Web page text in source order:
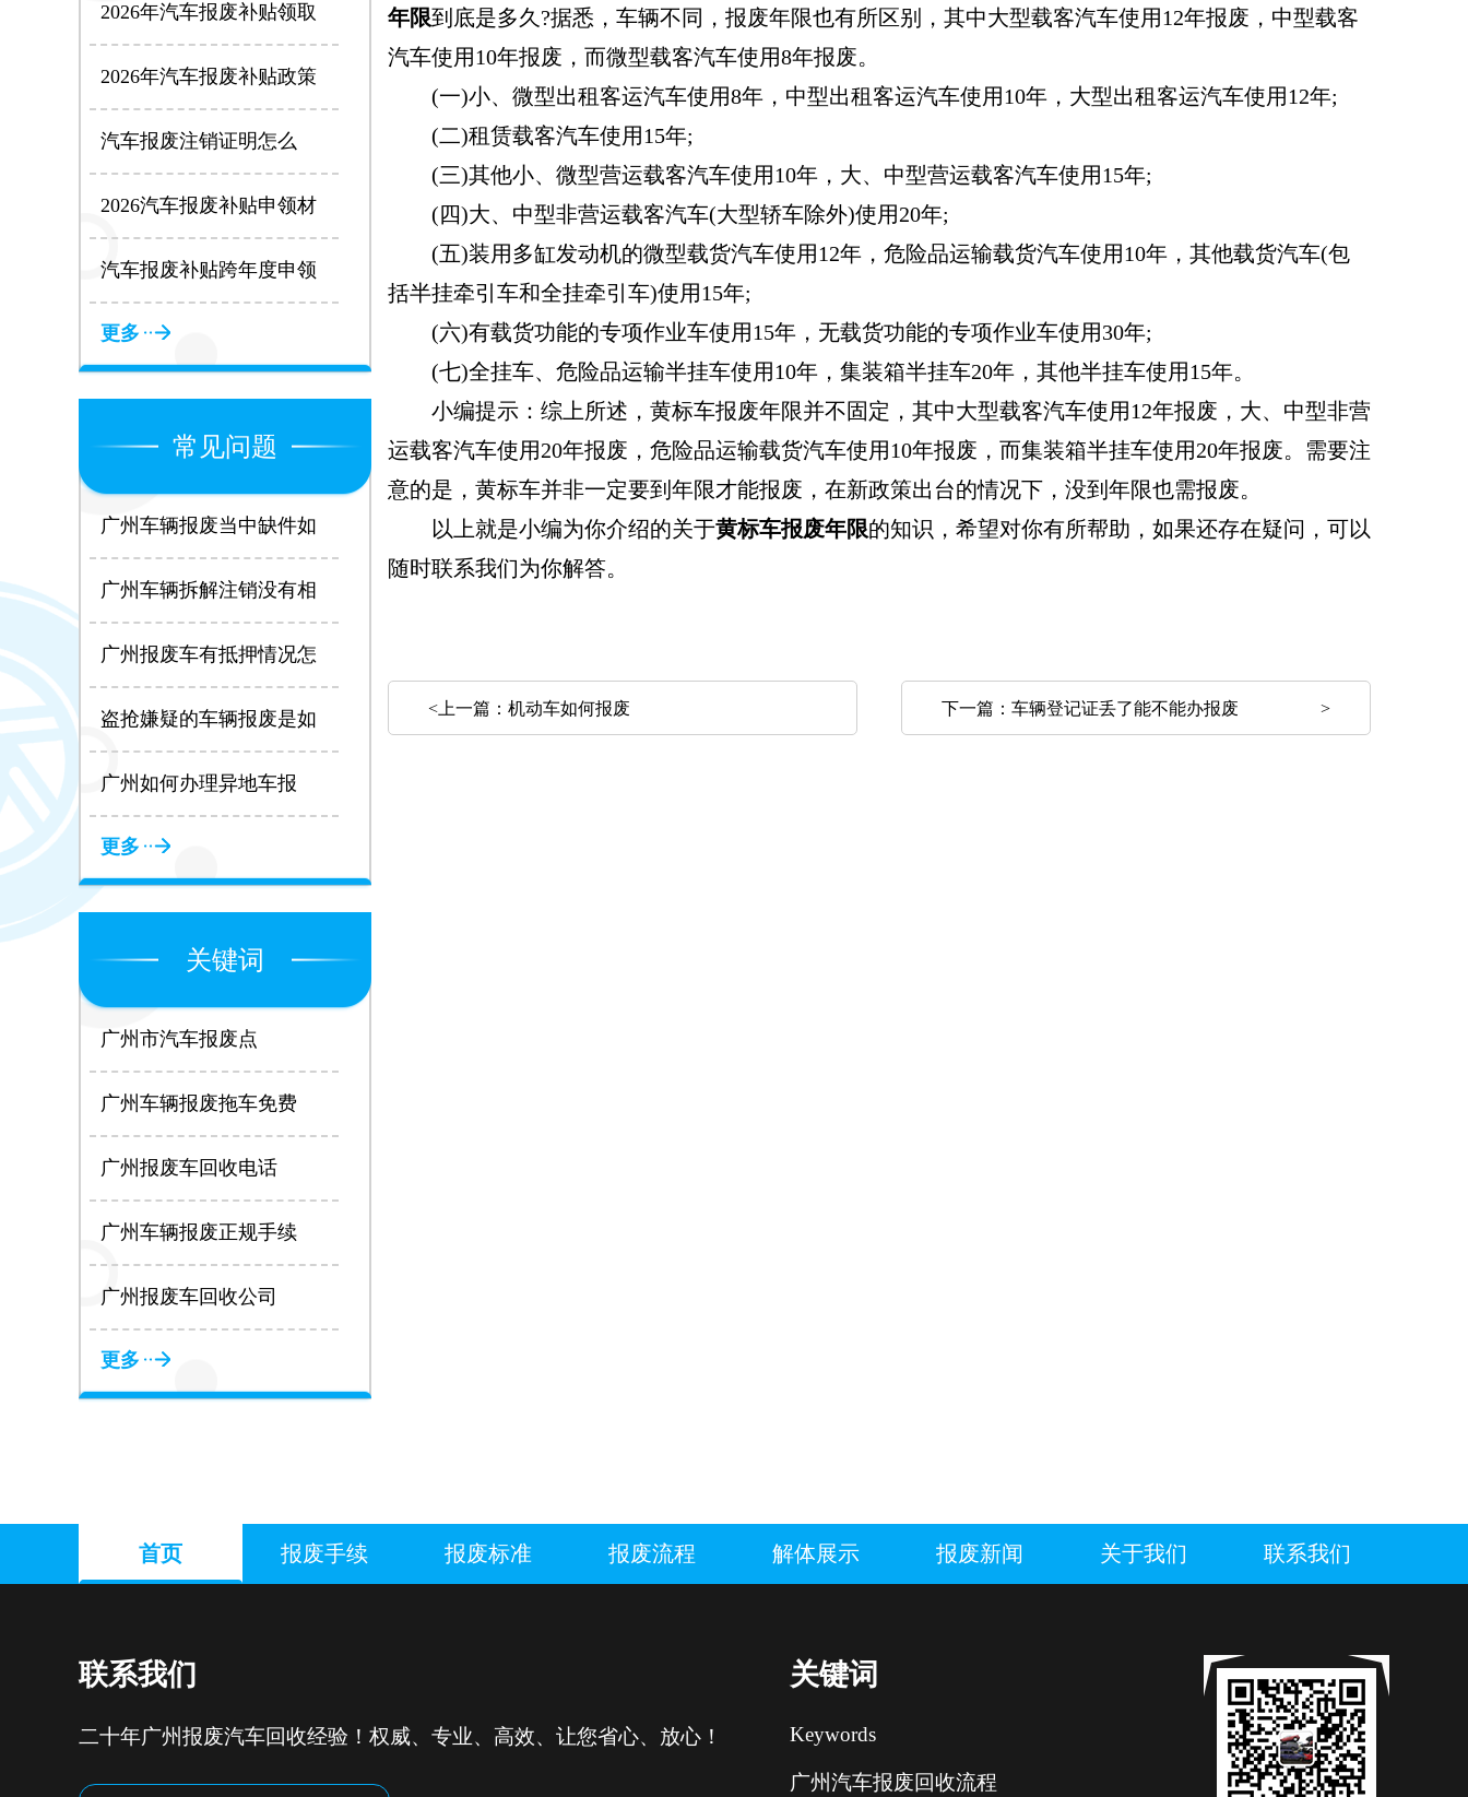
2026年汽车报废补贴领取
条件全解析：4大核心要求
缺一不可
2026年汽车报废补贴政策
全解析：补贴标准、申请
条件及流程一文看懂
汽车报废注销证明怎么
开？全国最新办理指南
2026汽车报废补贴申领材
料清单：个人车主必看，
少带一样都白跑
汽车报废补贴跨年度申领
步骤2025：衔接期政策这
样用
更多
常见问题
广州车辆报废当中缺件如
何处理？
广州车辆拆解注销没有相
关信息怎么办？
广州报废车有抵押情况怎
么办？
盗抢嫌疑的车辆报废是如
何处理？
广州如何办理异地车报
废？
更多
关键词
广州市汽车报废点
广州车辆报废拖车免费
广州报废车回收电话
广州车辆报废正规手续
广州报废车回收公司
更多
年限到底是多久?据悉，车辆不同，报废年限也有所区别，其中大型载客汽车使用12年报废，中型载客
汽车使用10年报废，而微型载客汽车使用8年报废。
(一)小、微型出租客运汽车使用8年，中型出租客运汽车使用10年，大型出租客运汽车使用12年;
(二)租赁载客汽车使用15年;
(三)其他小、微型营运载客汽车使用10年，大、中型营运载客汽车使用15年;
(四)大、中型非营运载客汽车(大型轿车除外)使用20年;
(五)装用多缸发动机的微型载货汽车使用12年，危险品运输载货汽车使用10年，其他载货汽车(包
括半挂牵引车和全挂牵引车)使用15年;
(六)有载货功能的专项作业车使用15年，无载货功能的专项作业车使用30年;
(七)全挂车、危险品运输半挂车使用10年，集装箱半挂车20年，其他半挂车使用15年。
小编提示：综上所述，黄标车报废年限并不固定，其中大型载客汽车使用12年报废，大、中型非营
运载客汽车使用20年报废，危险品运输载货汽车使用10年报废，而集装箱半挂车使用20年报废。需要注
意的是，黄标车并非一定要到年限才能报废，在新政策出台的情况下，没到年限也需报废。
以上就是小编为你介绍的关于黄标车报废年限的知识，希望对你有所帮助，如果还存在疑问，可以
随时联系我们为你解答。
<上一篇： 机动车如何报废 下一篇： 车辆登记证丢了能不能办报废 >
首页 报废手续 报废标准 报废流程 解体展示 报废新闻 关于我们 联系我们
联系我们
二十年广州报废汽车回收经验！权威、专业、高效、让您省心、放心！
关键词
Keywords
广州汽车报废回收流程